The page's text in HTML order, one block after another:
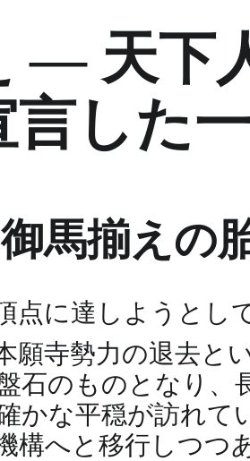
― 天下
言した
馬揃えの
点に達しようとし
願寺勢力の退去
石のものとなり、
かな平穏が訪れて
構へと移行しつつ